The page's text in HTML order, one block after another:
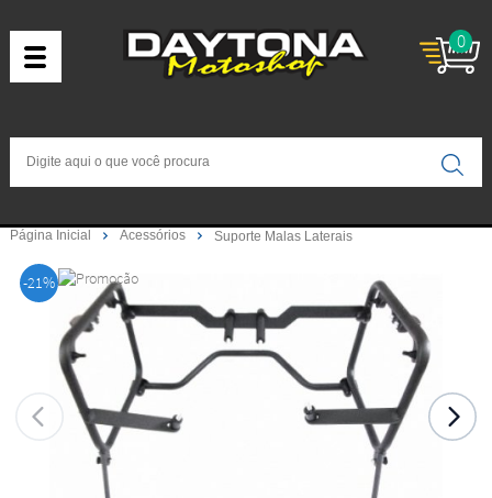
0
Página Inicial Acessórios Suporte Malas Laterais
-21%